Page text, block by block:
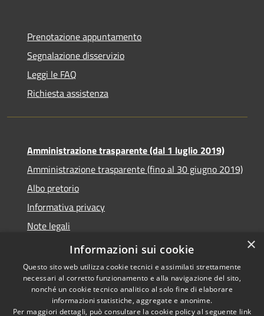
Prenotazione appuntamento
Segnalazione disservizio
Leggi le FAQ
Richiesta assistenza
Amministrazione trasparente (dal 1 luglio 2019)
Amministrazione trasparente (fino al 30 giugno 2019)
Albo pretorio
Informativa privacy
Note legali
Dichiarazione di accessibilità
Copyright © 2026 • Comune di
×
Informazioni sui cookie
Questo sito web utilizza cookie tecnici e assimilati strettamente
necessari al corretto funzionamento e alla navigazione del sito,
nonché un cookie tecnico analitico al solo fine di elaborare
informazioni statistiche, aggregate e anonime.
Per maggiori dettagli, può consultare la cookie policy al seguente link